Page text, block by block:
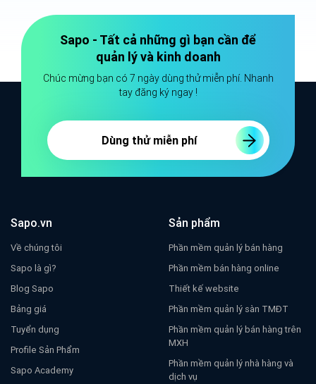
Sapo - Tất cả những gì bạn cần để
quản lý và kinh doanh
Chúc mừng bạn có 7 ngày dùng thử miễn phí. Nhanh
tay đăng ký ngay !
Dùng thử miễn phí
Sapo.vn
Về chúng tôi
Sapo là gì?
Blog Sapo
Bảng giá
Tuyển dụng
Profile Sản Phẩm
Sapo Academy
Sản phẩm
Phần mềm quản lý bán hàng
Phần mềm bán hàng online
Thiết kế website
Phần mềm quản lý sàn TMĐT
Phần mềm quản lý bán hàng trên
MXH
Phần mềm quản lý nhà hàng và
dịch vụ